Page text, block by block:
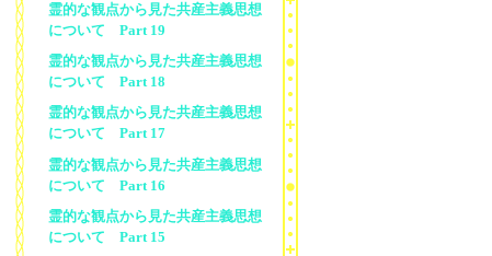
霊的な観点から見た共産主義思想
について Part 19
霊的な観点から見た共産主義思想
について Part 18
霊的な観点から見た共産主義思想
について Part 17
霊的な観点から見た共産主義思想
について Part 16
霊的な観点から見た共産主義思想
について Part 15